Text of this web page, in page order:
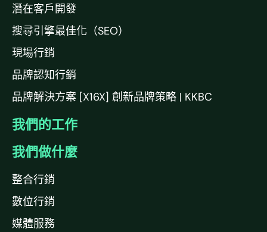
潛在客戶開發
搜尋引擎最佳化（SEO）
現場行銷
品牌認知行銷
品牌解決方案 [X16X] 創新品牌策略 | KKBC
我們的工作
我們做什麼
整合行銷
數位行銷
媒體服務